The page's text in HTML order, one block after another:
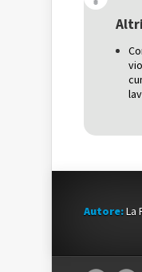
una
nuova
Autore:La